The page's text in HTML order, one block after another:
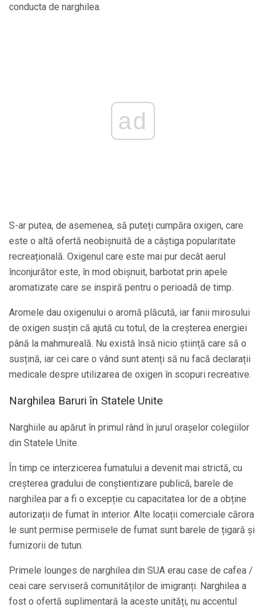
conducta de narghilea.
ad
S-ar putea, de asemenea, să puteți cumpăra oxigen, care
este o altă ofertă neobișnuită de a câștiga popularitate
recreațională. Oxigenul care este mai pur decât aerul
înconjurător este, în mod obișnuit, barbotat prin apele
aromatizate care se inspiră pentru o perioadă de timp.
Aromele dau oxigenului o aromă plăcută, iar fanii mirosului
de oxigen susțin că ajută cu totul, de la creșterea energiei
până la mahmureală. Nu există însă nicio știință care să o
susțină, iar cei care o vând sunt atenți să nu facă declarații
medicale despre utilizarea de oxigen în scopuri recreative.
Narghilea Baruri în Statele Unite
Narghiile au apărut în primul rând în jurul orașelor colegiilor
din Statele Unite.
În timp ce interzicerea fumatului a devenit mai strictă, cu
creșterea gradului de conștientizare publică, barele de
narghilea par a fi o excepție cu capacitatea lor de a obține
autorizații de fumat în interior. Alte locații comerciale cărora
le sunt permise permisele de fumat sunt barele de țigară și
furnizorii de tutun.
Primele lounges de narghilea din SUA erau case de cafea /
ceai care serviseră comunităților de imigranți. Narghilea a
fost o ofertă suplimentară la aceste unități, nu accentul